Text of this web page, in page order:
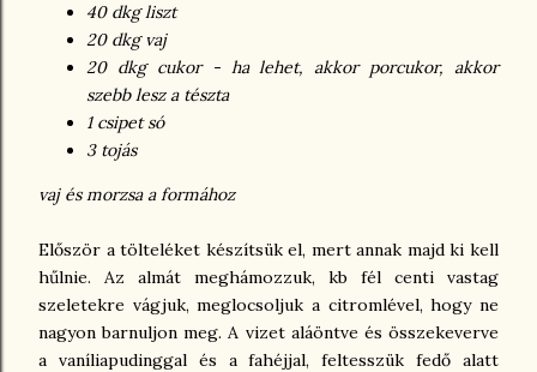
40 dkg liszt
20 dkg vaj
20 dkg cukor - ha lehet, akkor porcukor, akkor
szebb lesz a tészta
1 csipet só
3 tojás
vaj és morzsa a formához
Először a tölteléket készítsük el, mert annak majd ki kell
hűlnie. Az almát meghámozzuk, kb fél centi vastag
szeletekre vágjuk, meglocsoljuk a citromlével, hogy ne
nagyon barnuljon meg. A vizet aláöntve és összekeverve
a vaníliapudinggal és a fahéjjal, feltesszük fedő alatt